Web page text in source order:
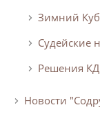
О
Зимний
Судейские
Решения
Новости